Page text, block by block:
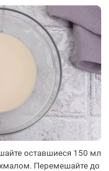
оставшиеся 150 мл
Перемешайте до